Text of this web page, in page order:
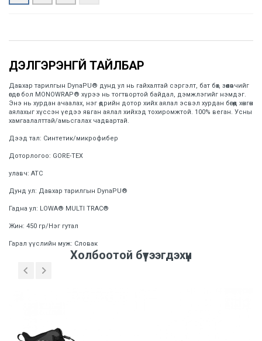
Давхар тарилгын DynaPU® дунд ул нь гайхалтай сэргэлт, бат бөх, зөөлөвчийг
өгдөг бол MONOWRAP® хүрээ нь тогтвортой байдал, дэмжлэгийг нэмдэг.
Энэ нь хурдан ачаалах, нэг өдрийн дотор хийх аялал эсвэл хурдан бөгөөд хөнгөн
аялахыг хүссэн үедээ явган аялал хийхэд тохиромжтой. 100% веган. Усны
хамгаалалттай/амьсгалах чадвартай.
Дээд тал: Синтетик/микрофибер
Доторлогоо: GORE-TEX
улавч: ATC
Дунд ул: Давхар тарилгын DynaPU®
Гадна ул: LOWA® MULTI TRAC®
Жин: 450 гр/Нэг гутал
Гарал үүслийн муж: Словак
Холбоотой бүтээгдэхүүн